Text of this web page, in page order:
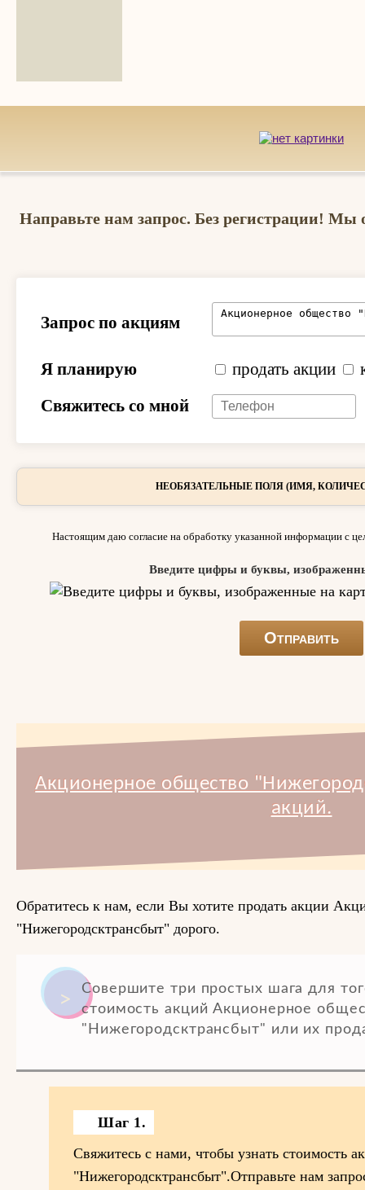
Направьте нам запрос. Без регистрации! Мы
Запрос по акциям
Я планирую продать акции
Свяжитесь со мной
НЕОБЯЗАТЕЛЬНЫЕ ПОЛЯ (ИМЯ,
Настоящим даю согласие на обработку указанной информации с
Введите цифры и буквы,
Акционерное общество
акций.
Обратитесь к нам, если Вы хотите продать акции
"Нижегородсктрансбыт" дорого.
Совершите три простых шага для
стоимость акций Акционерное
"Нижегородсктрансбыт" или их
Шаг 1.
Свяжитесь с нами, чтобы узнать стоимость
"Нижегородсктрансбыт".Отправьте нам